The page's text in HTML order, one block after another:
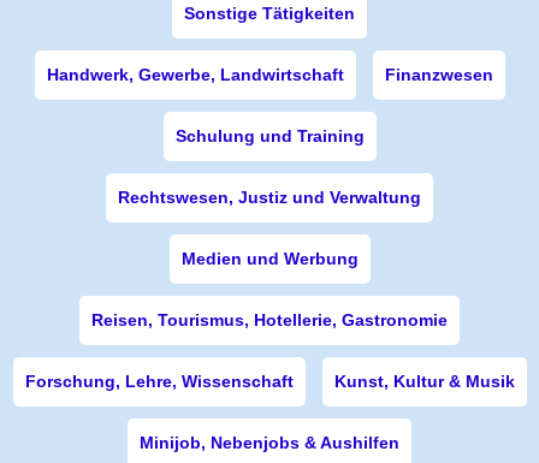
Sonstige Tätigkeiten
Handwerk, Gewerbe, Landwirtschaft Finanzwesen
Schulung und Training
Rechtswesen, Justiz und Verwaltung
Medien und Werbung
Reisen, Tourismus, Hotellerie, Gastronomie
Forschung, Lehre, Wissenschaft Kunst, Kultur & Musik
Minijob, Nebenjobs & Aushilfen